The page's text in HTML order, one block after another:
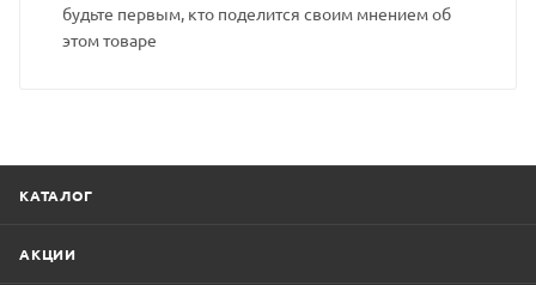
будьте первым, кто поделится своим мнением об
этом товаре
КАТАЛОГ
АКЦИИ